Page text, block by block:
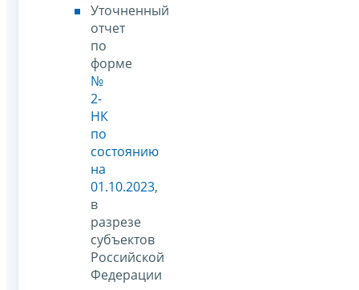
Уточненный
отчет
по
форме
№
2-
НК
по
состоянию
на
01.10.2023,
в
разрезе
субъектов
Российской
Федерации